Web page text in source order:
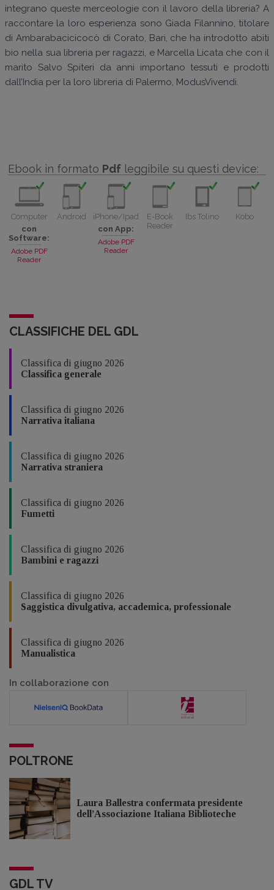
integrano queste merceologie con il lavoro della libreria? A
raccontare la loro esperienza sono Giada Filannino, titolare
di Ambarabacicicocò di Corato, Bari, che ha introdotto abiti
bio nella sua libreria per ragazzi, e Marcella Licata che con il
marito Salvo Spiteri da anni importano tessuti e prodotti
dall’India per la loro libreria di Palermo, ModusVivendi.
Ebook in formato Pdf leggibile su questi device:
Computer
con
Software:
Adobe PDF
Reader
Android
iPhone/Ipad
con App:
Adobe PDF
Reader
E-Book
Reader
Ibs Tolino Kobo
CLASSIFICHE DEL GDL
Classifica di giugno 2026
Classifica generale
Classifica di giugno 2026
Narrativa italiana
Classifica di giugno 2026
Narrativa straniera
Classifica di giugno 2026
Fumetti
Classifica di giugno 2026
Bambini e ragazzi
Classifica di giugno 2026
Saggistica divulgativa, accademica, professionale
Classifica di giugno 2026
Manualistica
In collaborazione con
POLTRONE
Laura Ballestra confermata presidente
dell’Associazione Italiana Biblioteche
GDL TV